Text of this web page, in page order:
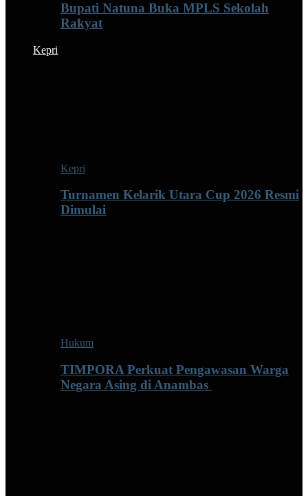
Bupati Natuna Buka MPLS Sekolah
Rakyat
Kepri
Kepri
Turnamen Kelarik Utara Cup 2026 Resmi
Dimulai
Hukum
TIMPORA Perkuat Pengawasan Warga
Negara Asing di Anambas ‎